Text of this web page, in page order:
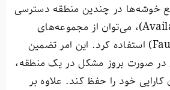
خوشه‌ها در چندین منطقه دسترسی
(Availability Zone)، می‌توان از مجموعه‌های
خرابی (Fault Sets) استفاده کرد. این امر تضمین
صورت بروز مشکل در یک منطقه،
خود را حفظ کند. علاوه بر